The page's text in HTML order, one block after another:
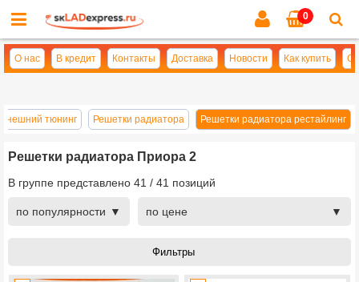
0
О нас В кредит Контакты Доставка Новости Как купить
Внешний тюнинг Решетки радиатора Решетки радиатора рестайлинг
Решетки радиатора Приора 2
В группе представлено 41 / 41 позиций
по популярности по цене